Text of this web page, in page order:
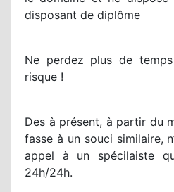
disposant de diplôme
Ne perdez plus de
risque !
Des à présent, à partir du
fasse à un souci similaire,
appel à un spécilaiste
24h/24h.